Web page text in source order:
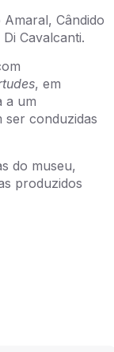
Amaral, Cândido
Di Cavalcanti.
, em
a um
ser conduzidas
do museu,
produzidos